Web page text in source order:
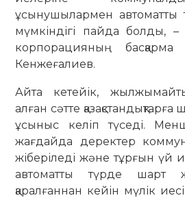
ұсынушылармен автоматты
мүмкіндігі пайда болды, –
корпорацияның
Кенжеғалиев.
Айта кетейік,
алған сәтте
ұсыныс келіп түседі.
жағдайда деректер
жіберіледі және тұрғын үй
автоматты түрде шарт
қаралғаннан кейін мүлік